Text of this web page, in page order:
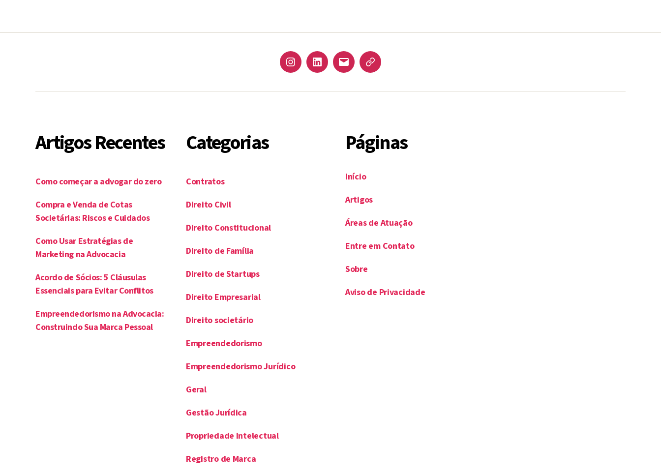
InstagramLinkedInemail JusBrasil
Artigos Recentes
Como começar a advogar do zero
Compra e Venda de Cotas
Societárias: Riscos e Cuidados
Como Usar Estratégias de
Marketing na Advocacia
Acordo de Sócios: 5 Cláusulas
Essenciais para Evitar Conflitos
Empreendedorismo na Advocacia:
Construindo Sua Marca Pessoal
Categorias
Contratos
Direito Civil
Direito Constitucional
Direito de Família
Direito de Startups
Direito Empresarial
Direito societário
Empreendedorismo
Empreendedorismo Jurídico
Geral
Gestão Jurídica
Propriedade Intelectual
Registro de Marca
Páginas
Início
Artigos
Áreas de Atuação
Entre em Contato
Sobre
Aviso de Privacidade